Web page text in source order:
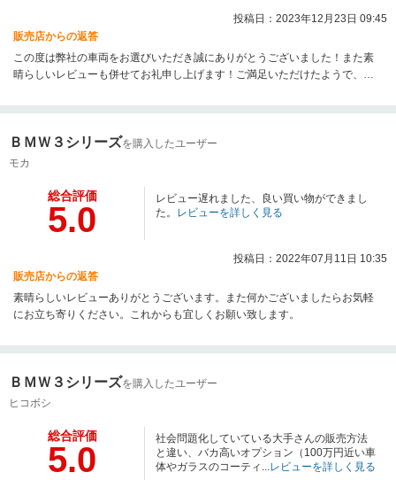
投稿日：2023年12月23日 09:45
販売店からの返答
この度は弊社の車両をお選びいただき誠にありがとうございました！また素
晴らしいレビューも併せてお礼申し上げます！ご満足いただけたようで、と
ります。今後もお客様にご満足いただけるよう、一層努力してまいります。
とも末永いお付き合いをよろしくお願いいたします！
ＢＭＷ３シリーズを購入したユーザー
モカ
総合評価
5.0
レビュー遅れました、良い買い物ができまし
た。 レビューを詳しく見る
投稿日：2022年07月11日 10:35
販売店からの返答
素晴らしいレビューありがとうございます。また何かございましたらお気軽
にお立ち寄りください。これからも宜しくお願い致します。
ＢＭＷ３シリーズを購入したユーザー
ヒコボシ
総合評価
5.0
社会問題化していている大手さんの販売方法
と違い、バカ高いオプション（100万円近い車
体やガラスのコーティ...レビューを詳しく見る